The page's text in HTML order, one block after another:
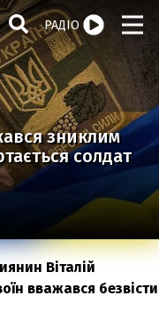
РАДІО
зниклим
солдат
Віталій
вважався безвісти